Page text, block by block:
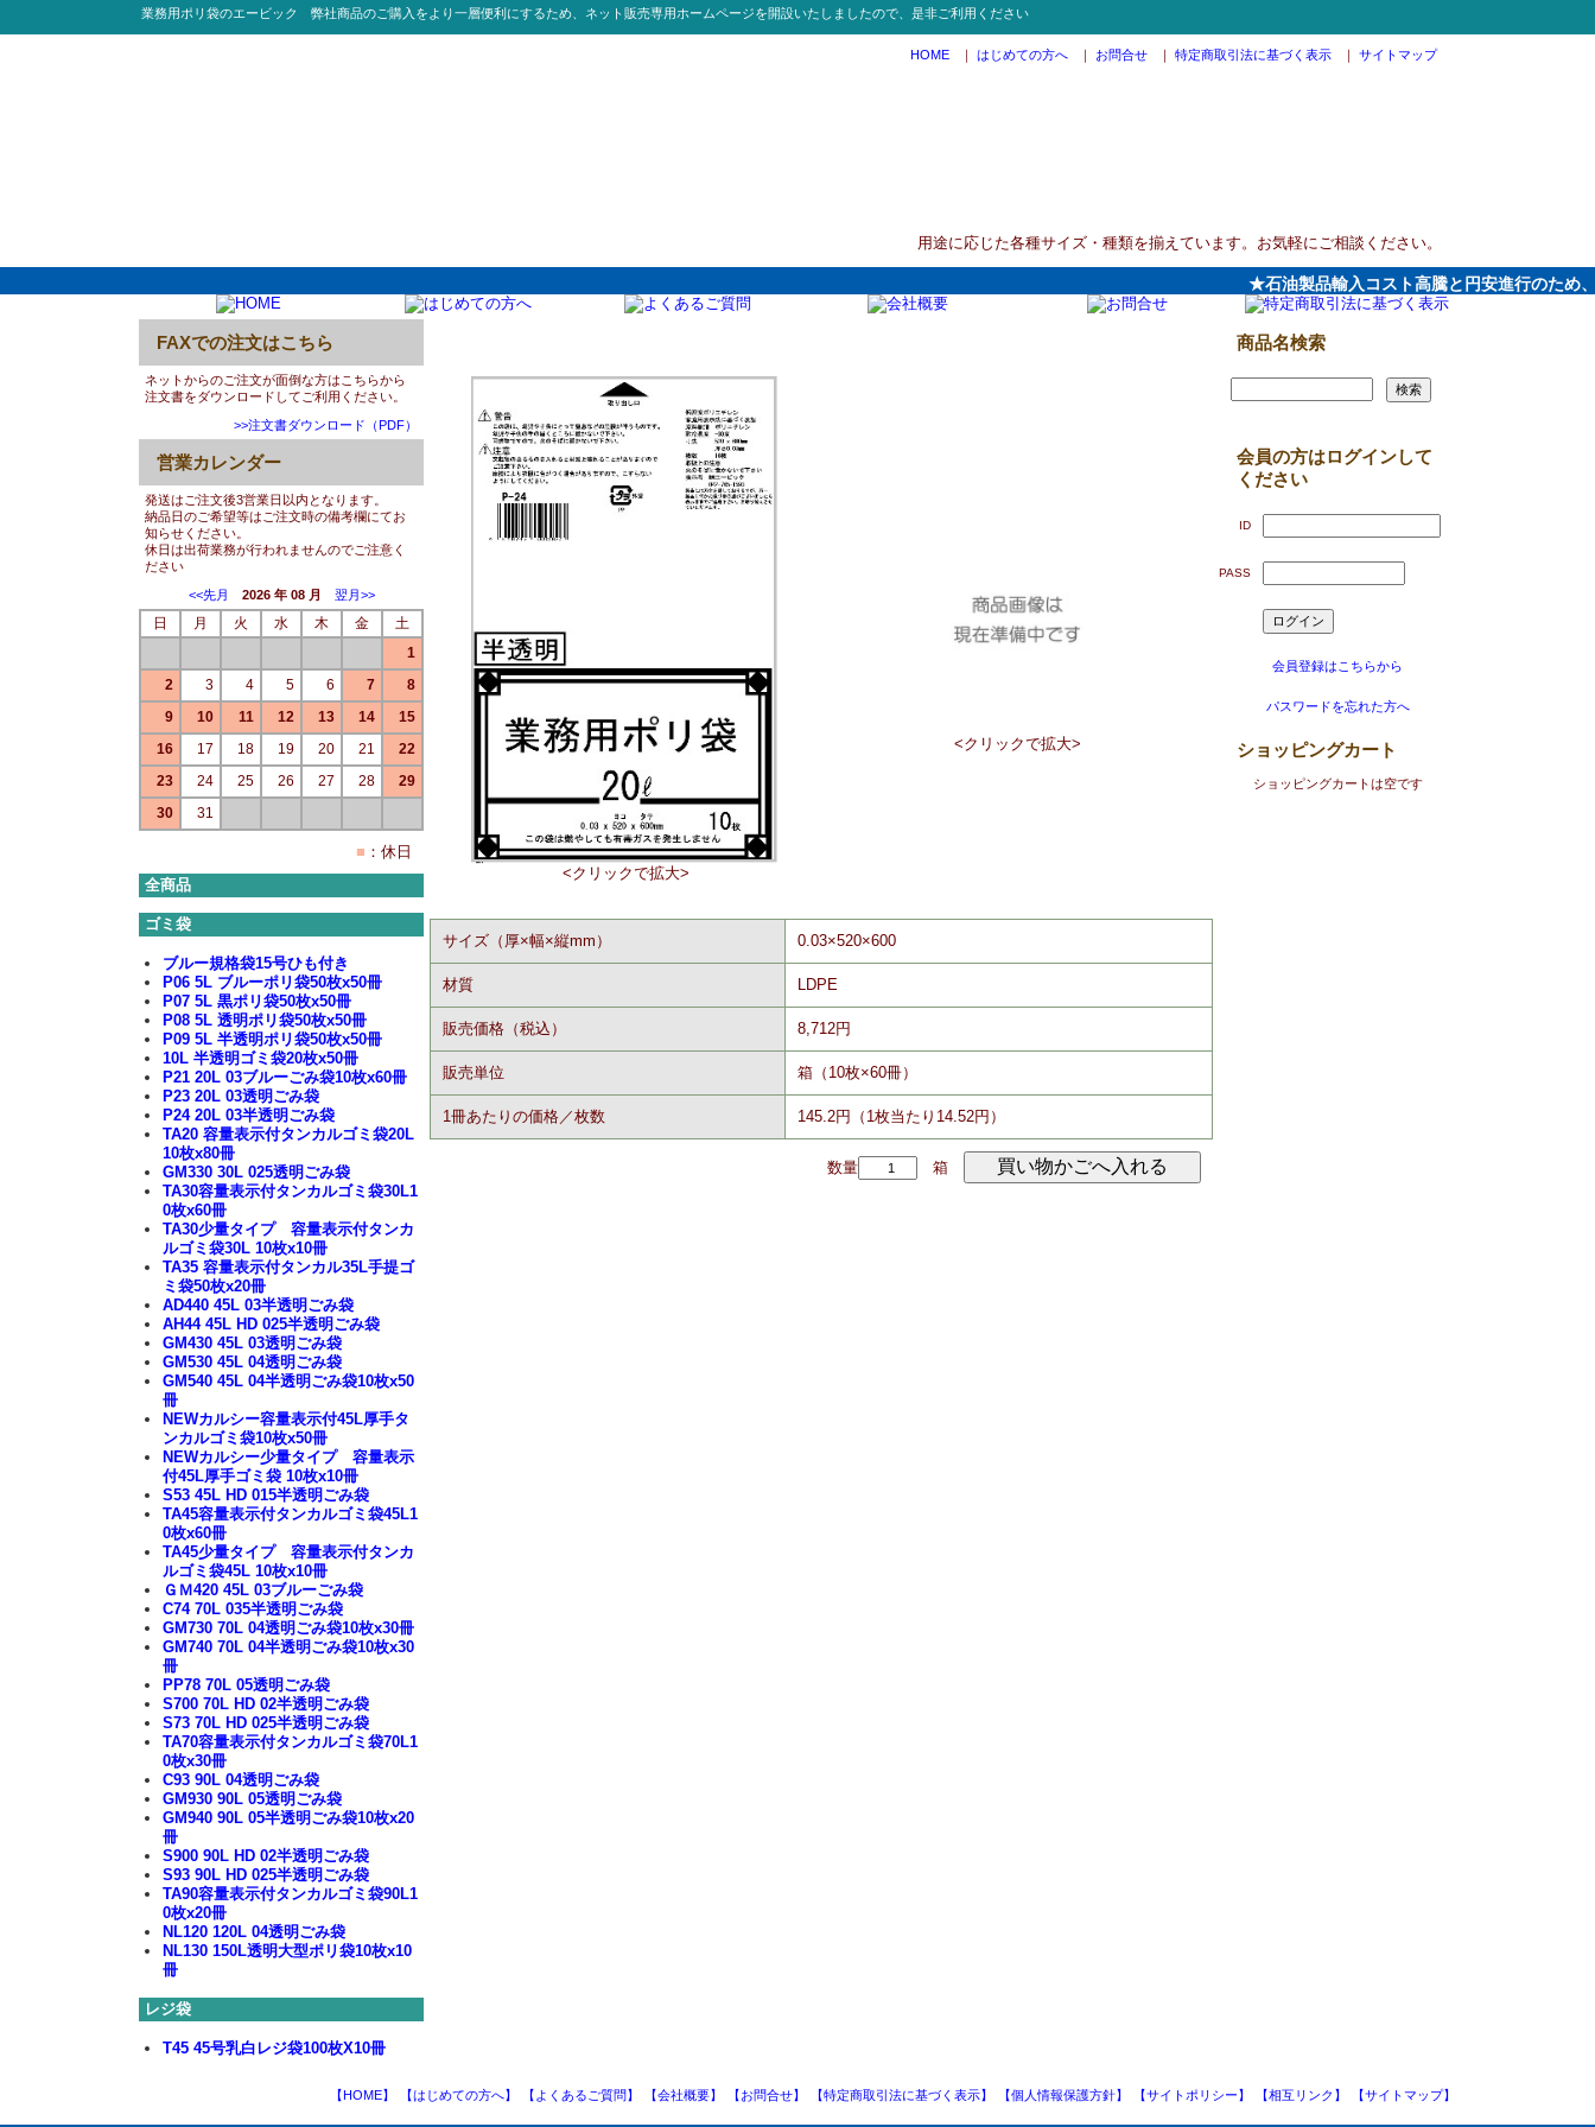
業務用ポリ袋のエービック 弊社商品のご購入をより一層便利にするため、ネット販売専用ホームページを開設いたしましたので、是非ご利用ください
HOME ｜ はじめての方へ ｜ お問合せ ｜ 特定商取引法に基づく表示 ｜ サイトマップ
用途に応じた各種サイズ・種類を揃えています。お気軽にご相談ください。
★石油製品輸入コスト高騰と円安進行のため、
FAXでの注文はこちら
ネットからのご注文が面倒な方はこちらから
注文書をダウンロードしてご利用ください。
>>注文書ダウンロード（PDF）
営業カレンダー
発送はご注文後3営業日以内となります。
納品日のご希望等はご注文時の備考欄にてお
知らせください。
休日は出荷業務が行われませんのでご注意く
ださい
<<先月
2026 年 08 月 翌月>>
日 月 火 水 木 金
土
1
2
3 4 5 6 7
8
9
10 11 12 13 14
15
16
17 18 19 20 21
22
23
24 25 26 27 28
29
30
31
■ ：休日
全商品
ゴミ袋
ブルー規格袋15号ひも付き
P06 5L ブルーポリ袋50枚x50冊
P07 5L 黒ポリ袋50枚x50冊
P08 5L 透明ポリ袋50枚x50冊
P09 5L 半透明ポリ袋50枚x50冊
10L 半透明ゴミ袋20枚x50冊
P21 20L 03ブルーごみ袋10枚x60冊
P23 20L 03透明ごみ袋
P24 20L 03半透明ごみ袋
TA20 容量表示付タンカルゴミ袋20L
10枚x80冊
GM330 30L 025透明ごみ袋
TA30容量表示付タンカルゴミ袋30L1
0枚x60冊
TA30少量タイプ 容量表示付タンカ
ルゴミ袋30L 10枚x10冊
TA35 容量表示付タンカル35L手提ゴ
ミ袋50枚x20冊
AD440 45L 03半透明ごみ袋
AH44 45L HD 025半透明ごみ袋
GM430 45L 03透明ごみ袋
GM530 45L 04透明ごみ袋
GM540 45L 04半透明ごみ袋10枚x50
冊
NEWカルシー容量表示付45L厚手タ
ンカルゴミ袋10枚x50冊
NEWカルシー少量タイプ 容量表示
付45L厚手ゴミ袋 10枚x10冊
S53 45L HD 015半透明ごみ袋
TA45容量表示付タンカルゴミ袋45L1
0枚x60冊
TA45少量タイプ 容量表示付タンカ
ルゴミ袋45L 10枚x10冊
ＧＭ420 45L 03ブルーごみ袋
C74 70L 035半透明ごみ袋
GM730 70L 04透明ごみ袋10枚x30冊
GM740 70L 04半透明ごみ袋10枚x30
冊
PP78 70L 05透明ごみ袋
S700 70L HD 02半透明ごみ袋
S73 70L HD 025半透明ごみ袋
TA70容量表示付タンカルゴミ袋70L1
0枚x30冊
C93 90L 04透明ごみ袋
GM930 90L 05透明ごみ袋
GM940 90L 05半透明ごみ袋10枚x20
冊
S900 90L HD 02半透明ごみ袋
S93 90L HD 025半透明ごみ袋
TA90容量表示付タンカルゴミ袋90L1
0枚x20冊
NL120 120L 04透明ごみ袋
NL130 150L透明大型ポリ袋10枚x10
冊
レジ袋
T45 45号乳白レジ袋100枚X10冊
<クリックで拡大>
<クリックで拡大>
サイズ（厚×幅×縦mm） 0.03×520×600
材質 LDPE
販売価格（税込） 8,712円
販売単位 箱（10枚×60冊）
1冊あたりの価格／枚数 145.2円（1枚当たり14.52円）
数量 箱
商品名検索
会員の方はログインして
ください
ID
PASS
会員登録はこちらから
パスワードを忘れた方へ
ショッピングカート
ショッピングカートは空です
【HOME】 【はじめての方へ】 【よくあるご質問】 【会社概要】 【お問合せ】 【特定商取引法に基づく表示】 【個人情報保護方針】 【サイトポリシー】 【相互リンク】 【サイトマップ】